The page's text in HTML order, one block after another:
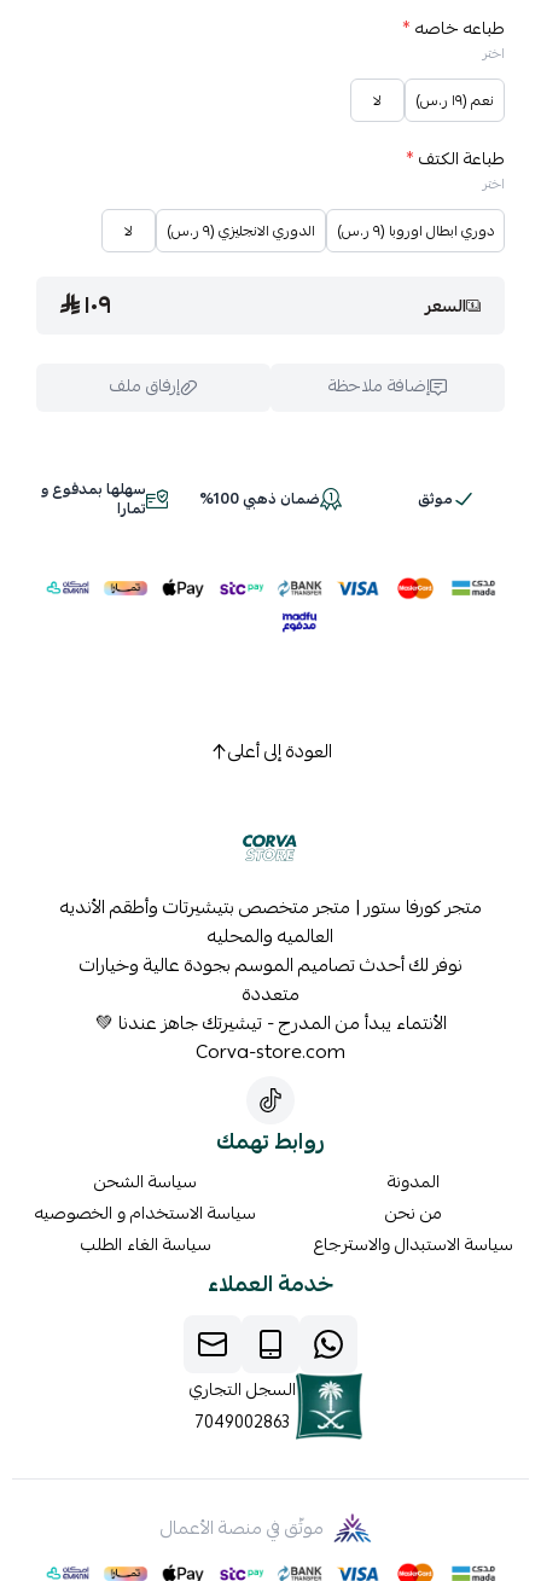
طباعه خاصه*
اختر
نعم (١٩ ر.س) لا
طباعة الكتف*
اختر
دوري ابطال اوروبا (٩ ر.س) الدوري الانجليزي (٩ ر.س) لا
السعر ١٠٩
إضافة ملاحظة إرفاق ملف
اسحب و افلت الملف هنا
موثق ضمان ذهبي 100% سهلها بمدفوع و
تمارا
العودة إلى أعلى
متجر كورفا ستور | متجر متخصص بتيشيرتات وأطقم الأنديه
العالميه والمحليه
نوفر لك أحدث تصاميم الموسم بجودة عالية وخيارات
متعددة
الأنتماء يبدأ من المدرج - تيشيرتك جاهز عندنا 💚
Corva-store.com
روابط تهمك
المدونة
من نحن
سياسة الاستبدال والاسترجاع
سياسة الشحن
سياسة الاستخدام و الخصوصيه
سياسة الغاء الطلب
خدمة العملاء
السجل التجاري
7049002863
موثّق في منصة الأعمال